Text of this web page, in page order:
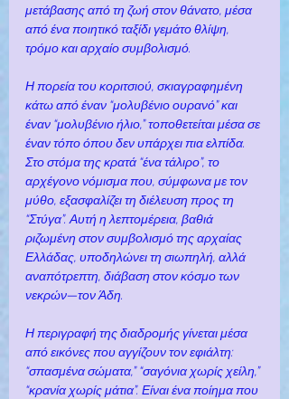
μετάβασης από τη ζωή στον θάνατο, μέσα
από ένα ποιητικό ταξίδι γεμάτο θλίψη,
τρόμο και αρχαίο συμβολισμό.
Η πορεία του κοριτσιού, σκιαγραφημένη
κάτω από έναν “μολυβένιο ουρανό” και
έναν “μολυβένιο ήλιο,” τοποθετείται μέσα σε
έναν τόπο όπου δεν υπάρχει πια ελπίδα.
Στο στόμα της κρατά “ένα τάλιρο”, το
αρχέγονο νόμισμα που, σύμφωνα με τον
μύθο, εξασφαλίζει τη διέλευση προς τη
“Στύγα”. Αυτή η λεπτομέρεια, βαθιά
ριζωμένη στον συμβολισμό της αρχαίας
Ελλάδας, υποδηλώνει τη σιωπηλή, αλλά
αναπότρεπτη, διάβαση στον κόσμο των
νεκρών—τον Άδη.
Η περιγραφή της διαδρομής γίνεται μέσα
από εικόνες που αγγίζουν τον εφιάλτη:
“σπασμένα σώματα,” “σαγόνια χωρίς χείλη,”
“κρανία χωρίς μάτια”. Είναι ένα ποίημα που